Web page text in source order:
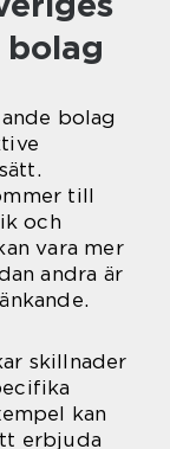
bolag
till
och
vara mer
andra är
skillnader
kan
erbjuda